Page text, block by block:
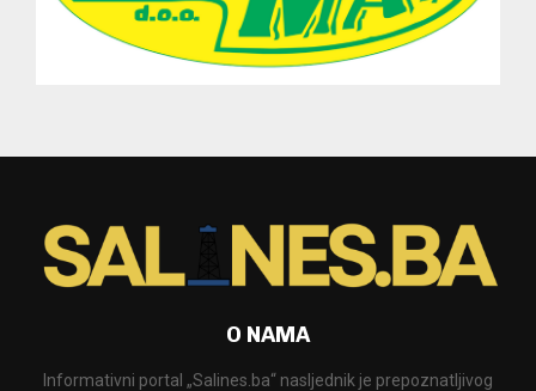
O NAMA
Informativni portal „Salines.ba“ nasljednik je prepoznatljivog